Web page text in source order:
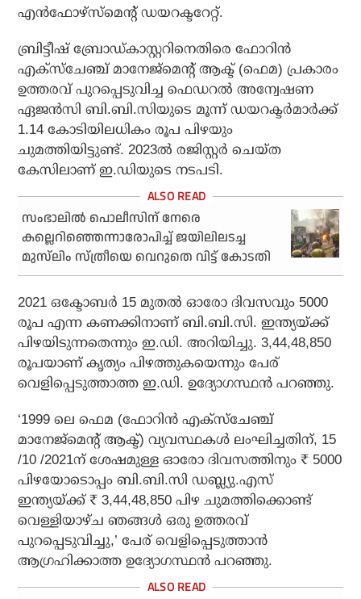
എൻഫോഴ്‌സ്‌മെന്റ് ഡയറക്ടറേറ്റ്.
ബ്രിട്ടീഷ് ബ്രോഡ്കാസ്റ്ററിനെതിരെ ഫോറിൻ
എക്സ്ചേഞ്ച് മാനേജ്മെന്റ് ആക്ട് (ഫെമ) പ്രകാരം
ഉത്തരവ് പുറപ്പെടുവിച്ച ഫെഡറൽ അന്വേഷണ
ഏജൻസി ബി.ബി.സിയുടെ മൂന്ന് ഡയറക്ടർമാർക്ക്
1.14 കോടിയിലധികം രൂപ പിഴയും
ചുമത്തിയിട്ടുണ്ട്. 2023ല്‍ രജിസ്റ്റര്‍ ചെയ്ത
കേസിലാണ് ഇ.ഡിയുടെ നടപടി.
സംഭാലിൽ പൊലീസിന് നേരെ
കല്ലെറിഞ്ഞെന്നാരോപിച്ച് ജയിലിലടച്ച
മുസ്‌ലിം സ്ത്രീയെ വെറുതെ വിട്ട് കോടതി
2021 ഒക്ടോബര്‍ 15 മുതല്‍ ഓരോ ദിവസവും 5000
രൂപ എന്ന കണക്കിനാണ് ബി.ബി.സി. ഇന്ത്യയ്ക്ക്
പിഴയിടുന്നതെന്നും ഇ.ഡി. അറിയിച്ചു. 3,44,48,850
രൂപയാണ് കൃത്യം പിഴത്തുകയെന്നും പേര്
വെളിപ്പെടുത്താത്ത ഇ.ഡി. ഉദ്യോഗസ്ഥന്‍ പറഞ്ഞു.
‘1999 ലെ ഫെമ (ഫോറിൻ എക്സ്ചേഞ്ച്
മാനേജ്മെന്റ് ആക്ട്) വ്യവസ്ഥകൾ ലംഘിച്ചതിന്, 15
/10 /2021ന് ശേഷമുള്ള ഓരോ ദിവസത്തിനും ₹ 5000
പിഴയോടൊപ്പം ബി.ബി.സി ഡബ്ല്യു.എസ്
ഇന്ത്യയ്ക്ക് ₹ 3,44,48,850 പിഴ ചുമത്തിക്കൊണ്ട്
വെള്ളിയാഴ്ച ഞങ്ങൾ ഒരു ഉത്തരവ്
പുറപ്പെടുവിച്ചു,’ പേര് വെളിപ്പെടുത്താൻ
ആഗ്രഹിക്കാത്ത ഉദ്യോഗസ്ഥൻ പറഞ്ഞു.